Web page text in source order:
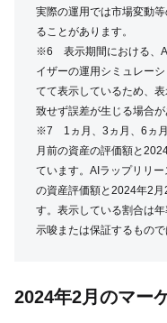
実際の運用では市場変動
ることがあります。
※6 表示期間における、
イザーの運用シミュレー
てて表示しているため、
致せず誤差が生じる場合が
※7 1ヵ月、3ヵ月、6ヵ月
月前の資産の評価額と
ています。AIラップリリ
の資産評価額と2024年2
す。表示している割合は
示唆または保証するもので
2024年2月のマー